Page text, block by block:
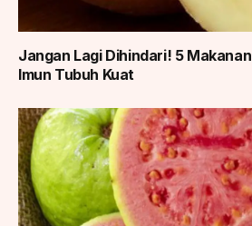
Jangan Lagi Dihindari! 5 Makanan
Imun Tubuh Kuat